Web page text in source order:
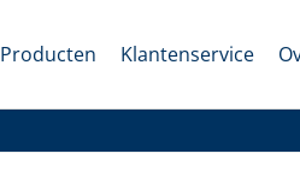
Producten Klantenservice